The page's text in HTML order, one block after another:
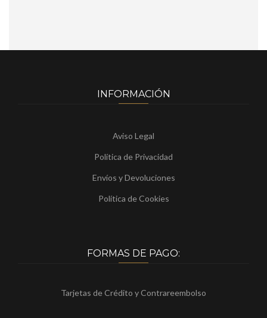
INFORMACIÓN
Aviso Legal
Política de Privacidad
Envíos y Devoluciones
Política de Cookies
FORMAS DE PAGO:
Tarjetas de Crédito y Contrareembolso